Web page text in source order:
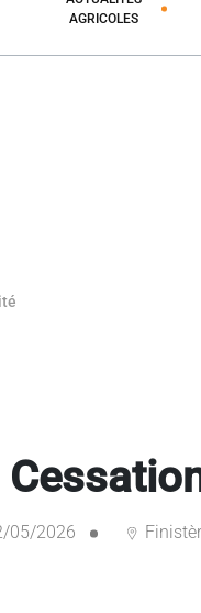
AGRICOLES
05/2026